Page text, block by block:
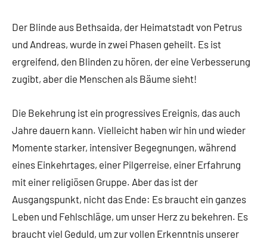
Der Blinde aus Bethsaida, der Heimatstadt von Petrus
und Andreas, wurde in zwei Phasen geheilt. Es ist
ergreifend, den Blinden zu hören, der eine Verbesserung
zugibt, aber die Menschen als Bäume sieht!
Die Bekehrung ist ein progressives Ereignis, das auch
Jahre dauern kann. Vielleicht haben wir hin und wieder
Momente starker, intensiver Begegnungen, während
eines Einkehrtages, einer Pilgerreise, einer Erfahrung
mit einer religiösen Gruppe. Aber das ist der
Ausgangspunkt, nicht das Ende: Es braucht ein ganzes
Leben und Fehlschläge, um unser Herz zu bekehren. Es
braucht viel Geduld, um zur vollen Erkenntnis unserer